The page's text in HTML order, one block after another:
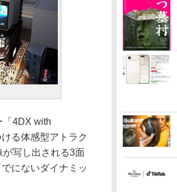
「4DX with
る体感型アトラク
写し出される3面
にないダイナミッ